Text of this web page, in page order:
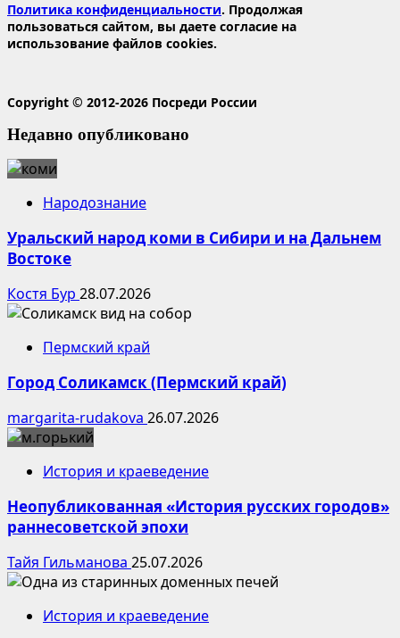
Политика конфиденциальности. Продолжая
пользоваться сайтом, вы даете согласие на
использование файлов cookies.
Copyright © 2012-2026 Посреди России
Недавно опубликовано
Народознание
Уральский народ коми в Сибири и на Дальнем
Востоке
Костя Бур 28.07.2026
Пермский край
Город Соликамск (Пермский край)
margarita-rudakova 26.07.2026
История и краеведение
Неопубликованная «История русских городов»
раннесоветской эпохи
Тайя Гильманова 25.07.2026
История и краеведение